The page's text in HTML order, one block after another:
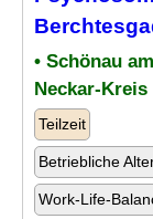
• Schönau
Neckar-Kreis
Teilzeit
Betriebliche
Work-Life-